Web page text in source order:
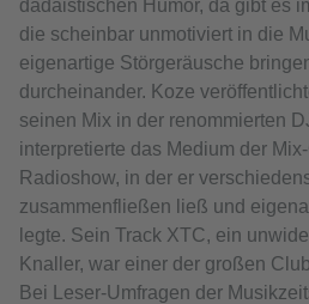
dadaistischen Humor, da gibt es
die scheinbar unmotiviert in die
eigenartige Störgeräusche
durcheinander. Koze
seinen Mix in der renommierten
interpretierte das Medium der
Radioshow, in der er
zusammenfließen ließ und
legte. Sein Track XTC, ein
Knaller, war einer der großen
Bei Leser-Umfragen der